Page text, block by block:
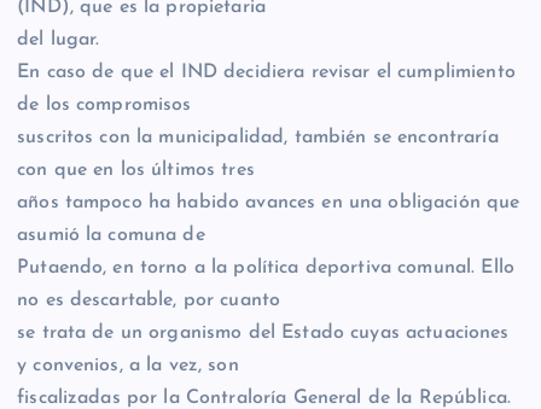
(IND), que es la propietaria
del lugar.
En caso de que el IND decidiera revisar el cumplimiento
de los compromisos
suscritos con la municipalidad, también se encontraría
con que en los últimos tres
años tampoco ha habido avances en una obligación que
asumió la comuna de
Putaendo, en torno a la política deportiva comunal. Ello
no es descartable, por cuanto
se trata de un organismo del Estado cuyas actuaciones
y convenios, a la vez, son
fiscalizadas por la Contraloría General de la República.